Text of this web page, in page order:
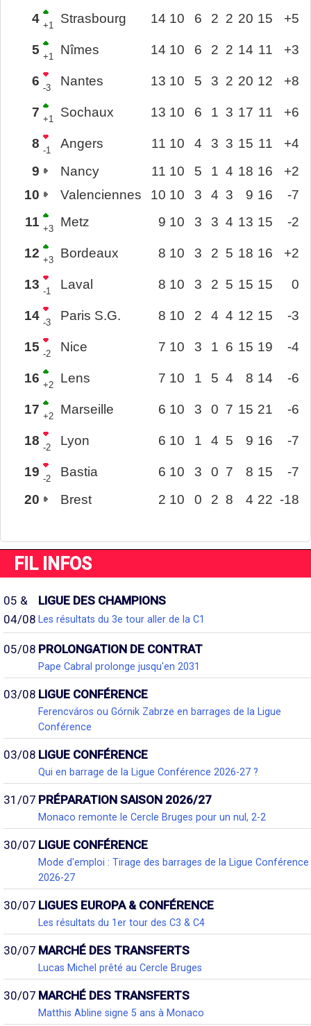
4 +1 Strasbourg 14 10 6 2 2 20 15 +5
5 +1 Nîmes 14 10 6 2 2 14 11 +3
6 -3 Nantes 13 10 5 3 2 20 12 +8
7 +1 Sochaux 13 10 6 1 3 17 11 +6
8 -1 Angers 11 10 4 3 3 15 11
+4
9
Nancy 11 10 5 1 4 18 16
+2
10
Valenciennes 10 10 3 4 3 9 16
-7
11 +3 Metz 9 10 3 3 4 13 15 -2
12 +3 Bordeaux 8 10 3 2 5 18 16 +2
13 -1 Laval 8 10 3 2 5 15 15 0
14 -3 Paris S.G. 8 10 2 4 4 12 15 -3
15 -2 Nice 7 10 3 1 6 15 19 -4
16 +2 Lens 7 10 1 5 4 8 14 -6
17 +2 Marseille 6 10 3 0 7 15 21 -6
18 -2 Lyon 6 10 1 4 5 9 16 -7
19 -2 Bastia 6 10 3 0 7 8 15
-7
20
Brest 2 10 0 2 8 4 22 -18
FIL INFOS
05 &
04/08
LIGUE DES CHAMPIONS
Les résultats du 3e tour aller de la C1
05/08 PROLONGATION DE CONTRAT
Pape Cabral prolonge jusqu'en 2031
03/08 LIGUE CONFÉRENCE
Ferencváros ou Górnik Zabrze en barrages de la Ligue
Conférence
03/08 LIGUE CONFÉRENCE
Qui en barrage de la Ligue Conférence 2026-27 ?
31/07 PRÉPARATION SAISON 2026/27
Monaco remonte le Cercle Bruges pour un nul, 2-2
30/07 LIGUE CONFÉRENCE
Mode d'emploi : Tirage des barrages de la Ligue Conférence
2026-27
30/07 LIGUES EUROPA & CONFÉRENCE
Les résultats du 1er tour des C3 & C4
30/07 MARCHÉ DES TRANSFERTS
Lucas Michel prêté au Cercle Bruges
30/07 MARCHÉ DES TRANSFERTS
Matthis Abline signe 5 ans à Monaco